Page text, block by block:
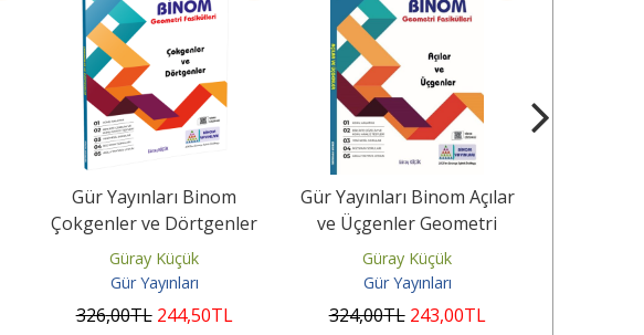
Gür Yayınları Binom
Çokgenler ve Dörtgenler
Geometri Fasikülleri
Güray Küçük
Gür Yayınları
326,00TL 244,50TL
Gür Yayınları Binom Açılar
ve Üçgenler Geometri
Fasikülleri
Güray Küçük
Gür Yayınları
324,00TL 243,00TL